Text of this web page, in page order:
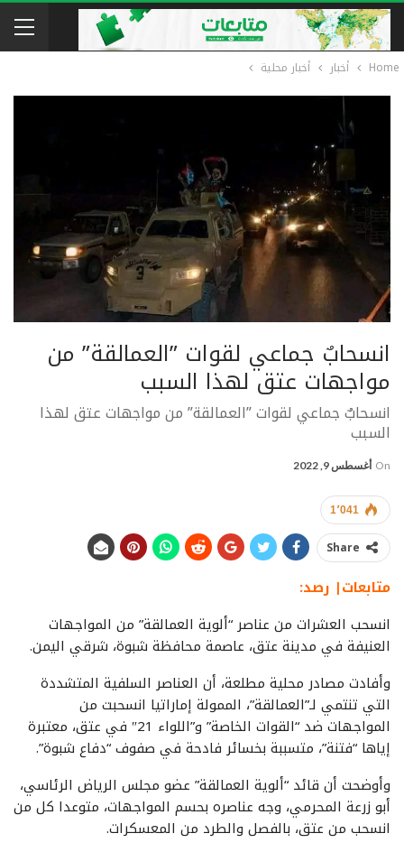
Home أخبار أخبار محلية
انسحابٌ جماعي لقوات ”العمالقة” من
مواجهات عتق لهذا السبب
انسحابٌ جماعي لقوات ”العمالقة” من مواجهات عتق لهذا
السبب
On أغسطس 9, 2022
1٬041
Share
متابعات| رصد:
انسحب العشرات من عناصر “ألوية العمالقة” من المواجهات
العنيفة في مدينة عتق، عاصمة محافظة شبوة، شرقي اليمن.
وأفادت مصادر محلية مطلعة، أن العناصر السلفية المتشددة
التي تنتمي لـ”العمالقة”، الممولة إماراتيا انسحبت من
المواجهات ضد “القوات الخاصة” و”اللواء 21″ في عتق، معتبرة
إياها “فتنة”، متسببة بخسائر فادحة في صفوف “دفاع شبوة”.
وأوضحت أن قائد “ألوية العمالقة” عضو مجلس الرياض الرئاسي،
أبو زرعة المحرمي، وجه عناصره بحسم المواجهات، متوعدا كل من
انسحب من عتق، بالفصل والطرد من المعسكرات.